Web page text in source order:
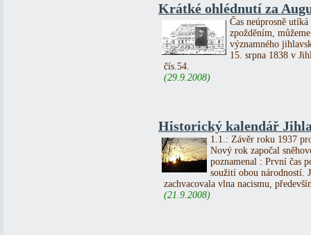
Krátké ohlédnutí za
Čas neúprosně
zpožděním,
významného
15. srpna 1838 v
čís.54.
(29.9.2008)
Historický kalendář
1.1.: Závěr roku 1937
Nový rok započal
poznamenal : První čas
soužití obou národností.
zachvacovala vlna nacismu,
(21.9.2008)